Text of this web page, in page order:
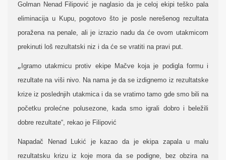
Golman Nenad Filipović je naglasio da je celoj ekipi teško pala
eliminacija u Kupu, pogotovo što je posle nerešenog rezultata
poražena na penale, ali je izrazio nadu da će ovom utakmicom
prekinuti loš rezultatski niz i da će se vratiti na pravi put.
„ Igramo utakmicu protiv ekipe Mačve koja je podigla formu i
rezultate na viši nivo. Na nama je da se izdignemo iz rezultatske
krize iz poslednjih utakmica i da se vratimo tamo gde smo bili na
početku prolećne polusezone, kada smo igrali dobro i beležili
dobre rezultate“, rekao je Filipović
Napadač Nenad Lukić je kazao da je ekipa zapala u malu
rezultatsku krizu iz koje mora da se podigne, bez obzira na